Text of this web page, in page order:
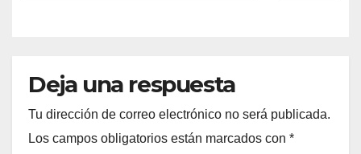
Deja una respuesta
Tu dirección de correo electrónico no será publicada.
Los campos obligatorios están marcados con *